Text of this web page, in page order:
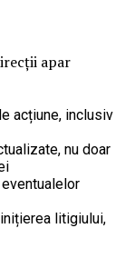
apar
acțiune, inclusiv
nu doar
litigiului,